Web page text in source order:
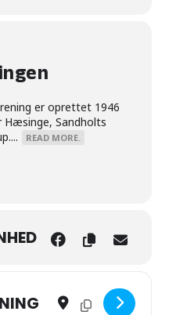
er oprettet 1946
Sandholts
READ MORE.
Address - Bankospil i X-
Destination